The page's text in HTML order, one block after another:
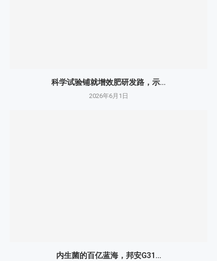
科学试验铺就增效肥研发路，示...
2026年6月1日
内生菌的百亿蓝海，邦安G31...